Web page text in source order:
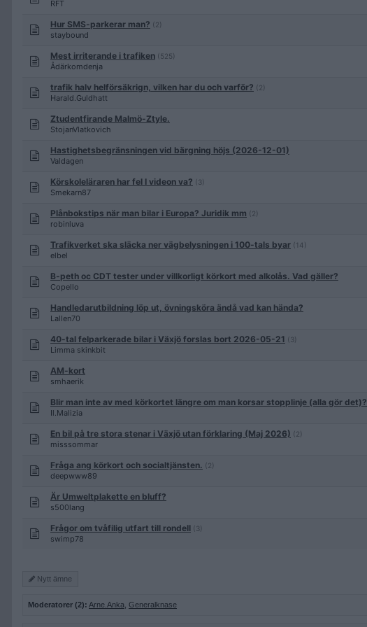
RFT
Hur SMS-parkerar man? (2)
staybound
Mest irriterande i trafiken (525)
Ådärkomdenja
trafik halv helförsäkrign, vilken har du och varför? (2)
Harald.Guldhatt
Ztudentfirande Malmö-Ztyle.
StojanVlatkovich
Hastighetsbegränsningen vid bärgning höjs (2026-12-01)
Valdagen
Körskoleläraren har fel I videon va? (3)
Smekarn87
Plånbokstips när man bilar i Europa? Juridik mm (2)
robinluva
Trafikverket ska släcka ner vägbelysningen i 100-tals byar (14)
elbel
B-peth oc CDT tester under villkorligt körkort med alkolås. Vad gäller?
Copello
Handledarutbildning löp ut, övningsköra ändå vad kan hända?
Lallen70
40-tal felparkerade bilar i Växjö forslas bort 2026-05-21 (3)
Limma skinkbit
AM-kort
smhaerik
Blir man inte av med körkortet längre om man korsar stopplinje (alla gör det)?
Il.Malizia
En bil på tre stora stenar i Växjö utan förklaring (Maj 2026) (2)
misssommar
Fråga ang körkort och socialtjänsten. (2)
deepwww89
Är Umweltplakette en bluff?
s500lang
Frågor om tvåfilig utfart till rondell (3)
swimp78
Nytt ämne
Moderatorer (2): Arne.Anka Generalknase